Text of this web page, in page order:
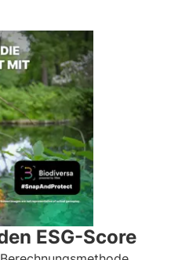
ESG-Score